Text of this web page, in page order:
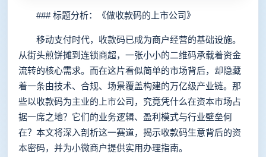
### 标题分析：《做收款码的上市公司》
移动支付时代，收款码已成为商户经营的基础设施。
从街头煎饼摊到连锁商超，一张小小的二维码承载着资金
流转的核心需求。而在这片看似简单的市场背后，却隐藏
着一条由技术、合规、场景覆盖构建的万亿级产业链。那
些以收款码为主业的上市公司，究竟凭什么在资本市场占
据一席之地？它们的业务逻辑、盈利模式与行业壁垒何
在？本文将深入剖析这一赛道，揭示收款码生意背后的资
本密码，并为小微商户提供实用办理指南。